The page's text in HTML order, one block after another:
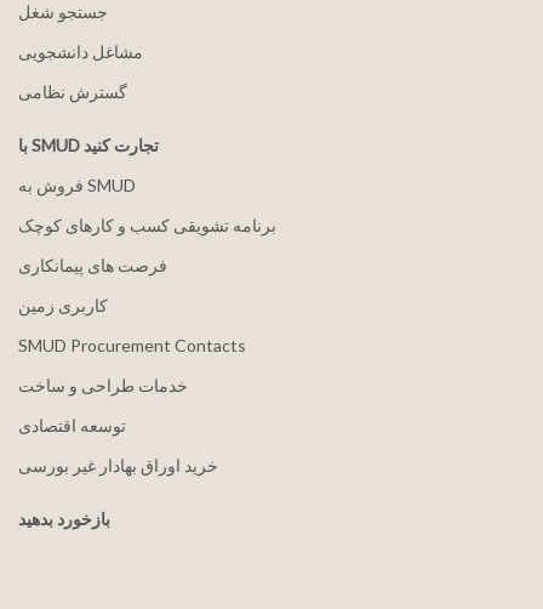
جستجو شغل
مشاغل دانشجویی
گسترش نظامی
با SMUD تجارت کنید
فروش به SMUD
برنامه تشویقی کسب و کارهای کوچک
فرصت های پیمانکاری
کاربری زمین
SMUD Procurement Contacts
خدمات طراحی و ساخت
توسعه اقتصادی
خرید اوراق بهادار غیر بورسی
بازخورد بدهید